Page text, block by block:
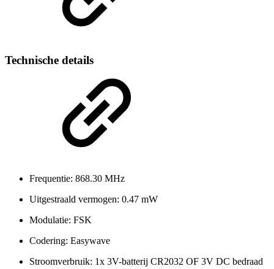
Technische details
Frequentie: 868.30 MHz
Uitgestraald vermogen: 0.47 mW
Modulatie: FSK
Codering: Easywave
Stroomverbruik: 1x 3V-batterij CR2032 OF 3V DC bedraad